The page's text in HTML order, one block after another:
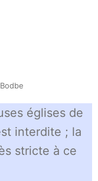
églises de
interdite ; la
stricte à ce